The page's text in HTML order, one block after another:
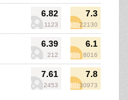
6.82
1123
7.3
22130
6.39
212
6.1
8016
7.61
2453
7.8
30973